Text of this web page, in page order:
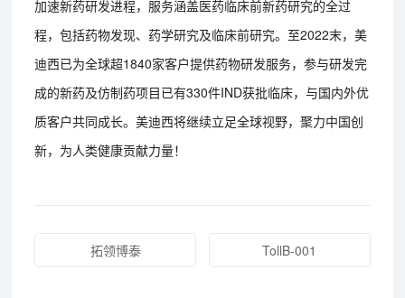
加速新药研发进程，服务涵盖医药临床前新药研究的全过
程，包括药物发现、药学研究及临床前研究。至2022末，美
迪西已为全球超1840家客户提供药物研发服务，参与研发完
成的新药及仿制药项目已有330件IND获批临床，与国内外优
质客户共同成长。美迪西将继续立足全球视野，聚力中国创
新，为人类健康贡献力量！
拓领博泰 TollB-001